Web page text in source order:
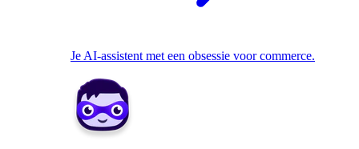
Je AI-assistent met een obsessie voor commerce.